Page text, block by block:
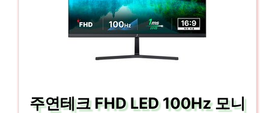
주연테크 FHD LED 100Hz 모니